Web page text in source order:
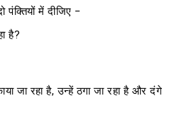
पंक्तियों में दीजिए −
है?
जा रहा है, उन्हें ठगा जा रहा है और दंगे